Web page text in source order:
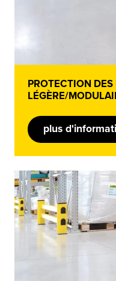
PROTECTION DES
LÉGÈRE/
plus